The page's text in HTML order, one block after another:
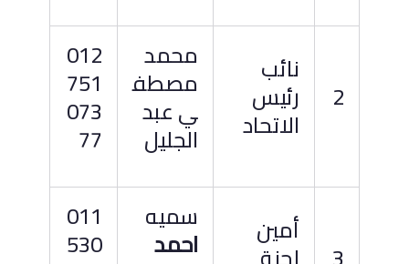
2
نائب
رئيس
الاتحاد
محمد
مصطف
ي عبد
الجليل
012
751
073
77
أمين سميه
احمد
011
530